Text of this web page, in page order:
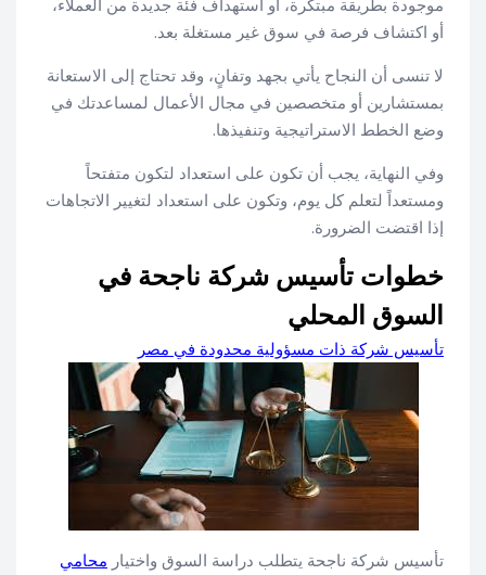
موجودة بطريقة مبتكرة، أو استهداف فئة جديدة من العملاء،
أو اكتشاف فرصة في سوق غير مستغلة بعد.
لا تنسى أن النجاح يأتي بجهد وتفانٍ، وقد تحتاج إلى الاستعانة
بمستشارين أو متخصصين في مجال الأعمال لمساعدتك في
وضع الخطط الاستراتيجية وتنفيذها.
وفي النهاية، يجب أن تكون على استعداد لتكون متفتحاً
ومستعداً لتعلم كل يوم، وتكون على استعداد لتغيير الاتجاهات
إذا اقتضت الضرورة.
خطوات تأسيس شركة ناجحة في
السوق المحلي
تأسيس شركة ذات مسؤولية محدودة في مصر
تأسيس شركة ناجحة يتطلب دراسة السوق واختيار محامي